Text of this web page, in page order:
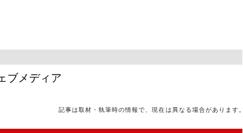
ブメディア
記事は取材・執筆時の情報で、現在は異なる場合があります。